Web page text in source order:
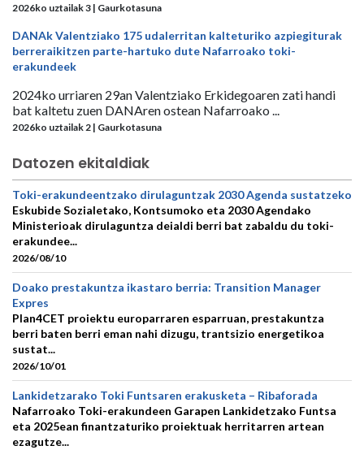
2026ko uztailak 3 | Gaurkotasuna
DANAk Valentziako 175 udalerritan kalteturiko azpiegiturak
berreraikitzen parte-hartuko dute Nafarroako toki-
erakundeek
2024ko urriaren 29an Valentziako Erkidegoaren zati handi
bat kaltetu zuen DANAren ostean Nafarroako ...
2026ko uztailak 2 | Gaurkotasuna
Datozen ekitaldiak
Toki-erakundeentzako dirulaguntzak 2030 Agenda sustatzeko
Eskubide Sozialetako, Kontsumoko eta 2030 Agendako
Ministerioak dirulaguntza deialdi berri bat zabaldu du toki-
erakundee...
2026/08/10
Doako prestakuntza ikastaro berria: Transition Manager
Expres
Plan4CET proiektu europarraren esparruan, prestakuntza
berri baten berri eman nahi dizugu, trantsizio energetikoa
sustat...
2026/10/01
Lankidetzarako Toki Funtsaren erakusketa – Ribaforada
Nafarroako Toki-erakundeen Garapen Lankidetzako Funtsa
eta 2025ean finantzaturiko proiektuak herritarren artean
ezagutze...